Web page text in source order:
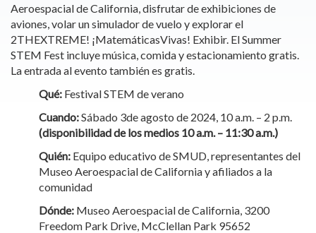
Aeroespacial de California, disfrutar de exhibiciones de
aviones, volar un simulador de vuelo y explorar el
2THEXTREME! ¡MatemáticasVivas! Exhibir. El Summer
STEM Fest incluye música, comida y estacionamiento gratis.
La entrada al evento también es gratis.
Qué: Festival STEM de verano
Cuando:Sábado 3de agosto de 2024, 10 a.m. – 2 p.m.
(disponibilidad de los medios 10 a.m. – 11:30 a.m.)
Quién: Equipo educativo de SMUD, representantes del
Museo Aeroespacial de California y afiliados a la
comunidad
Dónde: Museo Aeroespacial de California, 3200
Freedom Park Drive, McClellan Park 95652